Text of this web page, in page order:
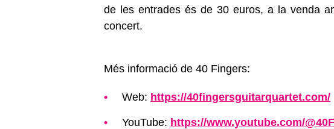
de les entrades és de 30 euros, a la venda
concert.
Més informació de 40 Fingers:
Web: https://40fingersguitarquartet.com/
YouTube: https://www.youtube.com/